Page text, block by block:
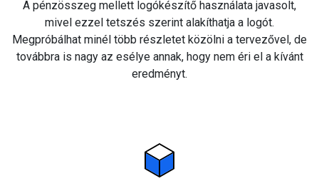
A pénzösszeg mellett logókészítő használata javasolt,
mivel ezzel tetszés szerint alakíthatja a logót.
Megpróbálhat minél több részletet közölni a tervezővel, de
továbbra is nagy az esélye annak, hogy nem éri el a kívánt
eredményt.